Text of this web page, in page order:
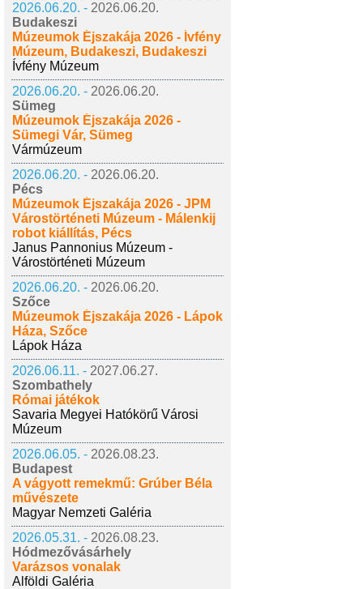
2026.06.20. - 2026.06.20.
Budakeszi
Múzeumok Éjszakája 2026 - Ívfény
Múzeum, Budakeszi, Budakeszi
Ívfény Múzeum
2026.06.20. - 2026.06.20.
Sümeg
Múzeumok Éjszakája 2026 -
Sümegi Vár, Sümeg
Vármúzeum
2026.06.20. - 2026.06.20.
Pécs
Múzeumok Éjszakája 2026 - JPM
Várostörténeti Múzeum - Málenkij
robot kiállítás, Pécs
Janus Pannonius Múzeum -
Várostörténeti Múzeum
2026.06.20. - 2026.06.20.
Szőce
Múzeumok Éjszakája 2026 - Lápok
Háza, Szőce
Lápok Háza
2026.06.11. - 2027.06.27.
Szombathely
Római játékok
Savaria Megyei Hatókörű Városi
Múzeum
2026.06.05. - 2026.08.23.
Budapest
A vágyott remekmű: Grúber Béla
művészete
Magyar Nemzeti Galéria
2026.05.31. - 2026.08.23.
Hódmezővásárhely
Varázsos vonalak
Alföldi Galéria